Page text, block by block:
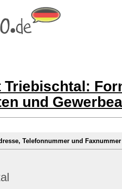
Triebischtal:
und
Telefonnummer und Faxnummer